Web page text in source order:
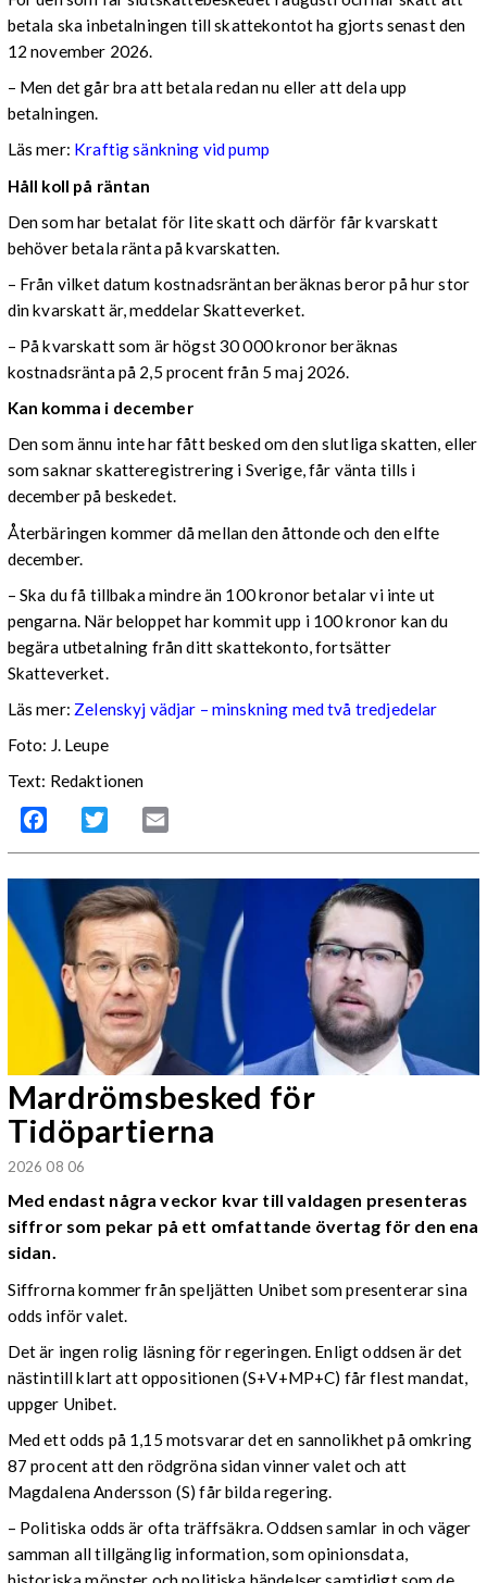
betala ska inbetalningen till skattekontot ha gjorts senast den
12 november 2026.
– Men det går bra att betala redan nu eller att dela upp
betalningen.
Läs mer: Kraftig sänkning vid pump
Håll koll på räntan
Den som har betalat för lite skatt och därför får kvarskatt
behöver betala ränta på kvarskatten.
– Från vilket datum kostnadsräntan beräknas beror på hur stor
din kvarskatt är, meddelar Skatteverket.
– På kvarskatt som är högst 30 000 kronor beräknas
kostnadsränta på 2,5 procent från 5 maj 2026.
Kan komma i december
Den som ännu inte har fått besked om den slutliga skatten, eller
som saknar skatteregistrering i Sverige, får vänta tills i
december på beskedet.
Återbäringen kommer då mellan den åttonde och den elfte
december.
– Ska du få tillbaka mindre än 100 kronor betalar vi inte ut
pengarna. När beloppet har kommit upp i 100 kronor kan du
begära utbetalning från ditt skattekonto, fortsätter
Skatteverket.
Läs mer: Zelenskyj vädjar – minskning med två tredjedelar
Foto: J. Leupe
Text: Redaktionen
Facebook Twitter
Mardrömsbesked för
Tidöpartierna
2026 08 06
Med endast några veckor kvar till valdagen presenteras
siffror som pekar på ett omfattande övertag för den ena
sidan.
Siffrorna kommer från speljätten Unibet som presenterar sina
odds inför valet.
Det är ingen rolig läsning för regeringen. Enligt oddsen är det
nästintill klart att oppositionen (S+V+MP+C) får flest mandat,
uppger Unibet.
Med ett odds på 1,15 motsvarar det en sannolikhet på omkring
87 procent att den rödgröna sidan vinner valet och att
Magdalena Andersson (S) får bilda regering.
– Politiska odds är ofta träffsäkra. Oddsen samlar in och väger
samman all tillgänglig information, som opinionsdata,